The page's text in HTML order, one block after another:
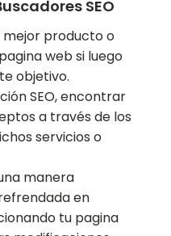
SEO
mejor producto o
web si luego
objetivo.
SEO, encontrar
a través de los
servicios o
manera
en
tu pagina